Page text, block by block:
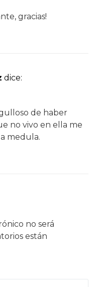
gracias!
dice:
de haber
no vivo en ella me
medula.
no será
están